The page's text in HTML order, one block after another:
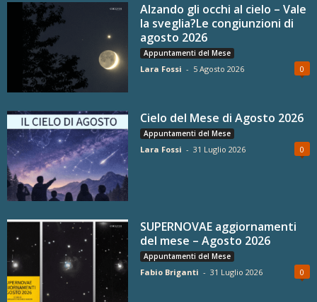
Alzando gli occhi al cielo – Vale
la sveglia?Le congiunzioni di
agosto 2026
Appuntamenti del Mese
Lara Fossi - 5 Agosto 2026 0
Cielo del Mese di Agosto 2026
Appuntamenti del Mese
Lara Fossi - 31 Luglio 2026 0
SUPERNOVAE aggiornamenti
del mese – Agosto 2026
Appuntamenti del Mese
Fabio Briganti - 31 Luglio 2026 0